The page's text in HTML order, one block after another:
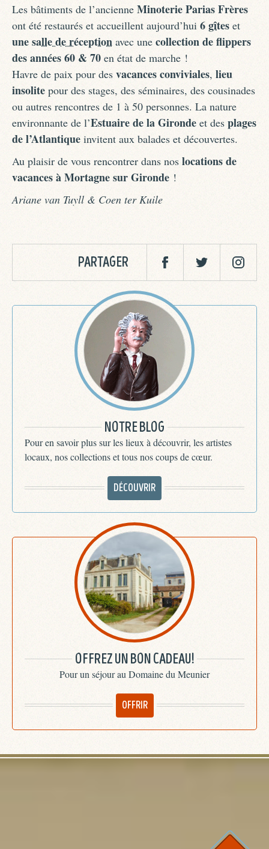
Les bâtiments de l’ancienne Minoterie Parias Frères
ont été restaurés et accueillent aujourd’hui 6gîtes et
unesalle de réception avec une collection de flippers
des années 60 & 70 en état de marche !
Havre de paix pour des vacances conviviales, lieu
insolite pour des stages, des séminaires, des cousinades
ou autres rencontres de 1 à 50 personnes. La nature
environnante de l’Estuaire de la Gironde et des plages
de l’Atlantique invitent aux balades et découvertes.
Au plaisir de vous rencontrer dans nos locations de
vacances à Mortagne sur Gironde !
Ariane van Tuyll & Coen ter Kuile
PARTAGER FacebookTwitter Twitter
NOTRE BLOG
Pour en savoir plus sur les lieux à découvrir, les artistes
locaux, nos collections et tous nos coups de cœur.
DÉCOUVRIR
OFFREZ UN BON CADEAU!
Pour un séjour au Domaine du Meunier
OFFRIR